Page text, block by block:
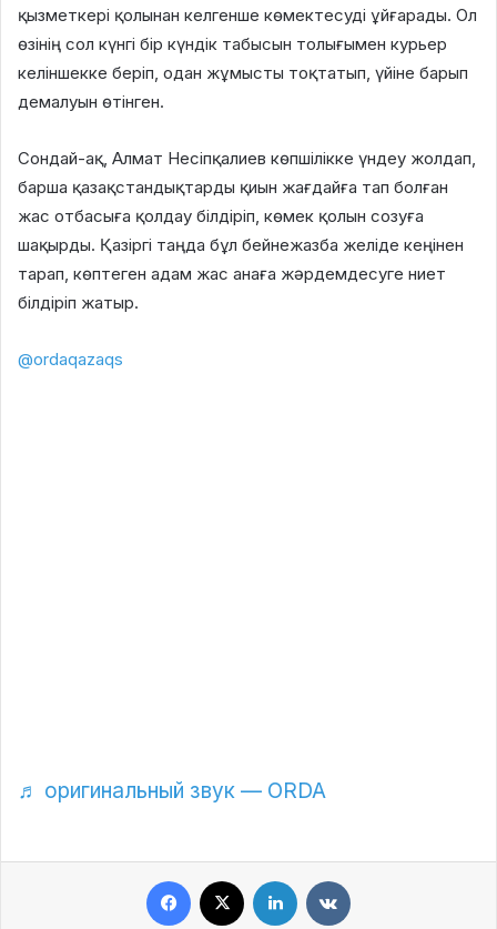
қызметкері қолынан келгенше көмектесуді ұйғарады. Ол
өзінің сол күнгі бір күндік табысын толығымен курьер
келіншекке беріп, одан жұмысты тоқтатып, үйіне барып
демалуын өтінген.
Сондай-ақ, Алмат Несіпқалиев көпшілікке үндеу жолдап,
барша қазақстандықтарды қиын жағдайға тап болған
жас отбасыға қолдау білдіріп, көмек қолын созуға
шақырды. Қазіргі таңда бұл бейнежазба желіде кеңінен
тарап, көптеген адам жас анаға жәрдемдесуге ниет
білдіріп жатыр.
@ordaqazaqs
♬ оригинальный звук — ORDA